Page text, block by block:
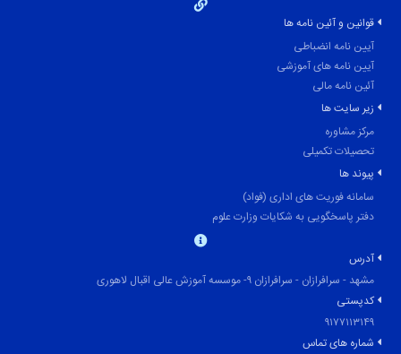
قوانین و آئین نامه ها
آیین نامه انضباطی
آیین نامه های آموزشی
آئین نامه مالی
زیر سایت ها
مرکز مشاوره
تحصیلات تکمیلی
پیوند ها
سامانه فوریت های اداری (فواد)
دفتر پاسخگویی به شکایات وزارت علوم
آدرس
مشهد - سرافرازان - سرافرازان ۹- موسسه آموزش عالی اقبال لاهوری
کدپستی
۹۱۷۷۱۱۳۱۴۹
شماره های تماس